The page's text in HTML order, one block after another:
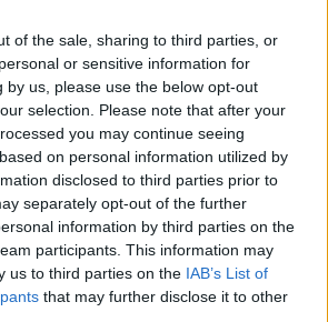
of the sale, sharing to third parties, or
or sensitive information for
by us, please use the below opt-out
selection. Please note that after your
you may continue seeing
on personal information utilized by
disclosed to third parties prior to
separately opt-out of the further
information by third parties on the
participants. This information may
us to third parties on the IAB’s List of
that may further disclose it to other